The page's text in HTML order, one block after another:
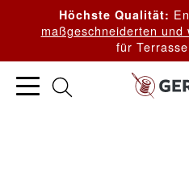
Höchste Qualität:
maßgeschneiderten und
für